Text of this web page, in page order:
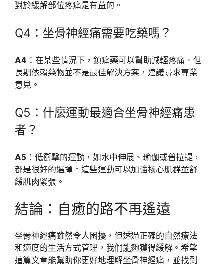
對於緩解部位疼痛是有益的。
Q4：坐骨神經痛需要吃藥嗎？
A4 ：在某些情況下，鎮痛藥可以幫助減輕疼痛。但
長期依賴藥物並不是最佳解決方案，建議尋求專業
意見。
Q5：什麼運動最適合坐骨神經痛患
者？
A5 ：低衝擊的運動，如水中伸展、瑜伽或普拉提，
都是很好的選擇。這些運動可以加強核心肌群並舒
緩肌肉緊張。
結論：自癒的路不再遙遠
坐骨神經痛雖然令人困擾，但透過正確的自然療法
和適度的生活方式管理，我們能夠獲得緩解。希望
這篇文章能幫助你更好地理解坐骨神經痛，並找到